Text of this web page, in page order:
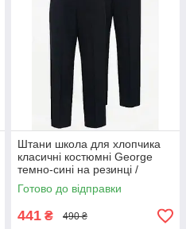
Штани школа для хлопчика
класичні костюмні George
темно-сині на резинці /
Longer Length Half Elastic
116-122
Готово до відправки
441 ₴ 490 ₴